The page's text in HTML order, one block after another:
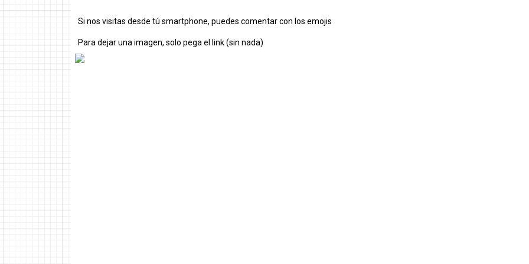
Si nos visitas desde tú smartphone, puedes comentar con los emojis
Para dejar una imagen, solo pega el link (sin nada)